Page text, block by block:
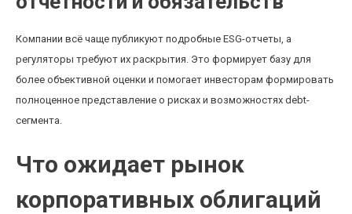
Компании всё чаще публикуют подробные ESG-отчеты, а
регуляторы требуют их раскрытия. Это формирует базу для
более объективной оценки и помогает инвесторам формировать
полноценное представление о рисках и возможностях debt-
сегмента.
Что ожидает рынок
корпоративных облигаций